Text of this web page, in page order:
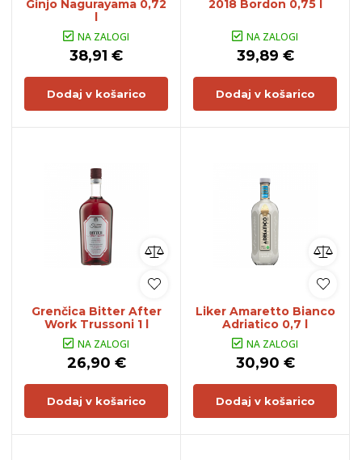
Ginjo Nagurayama 0,72
l
NA ZALOGI
38,91 €
Dodaj v košarico
2018 Bordon 0,75 l
NA ZALOGI
39,89 €
Dodaj v košarico
Grenčica Bitter After
Work Trussoni 1 l
NA ZALOGI
26,90 €
Dodaj v košarico
Liker Amaretto Bianco
Adriatico 0,7 l
NA ZALOGI
30,90 €
Dodaj v košarico